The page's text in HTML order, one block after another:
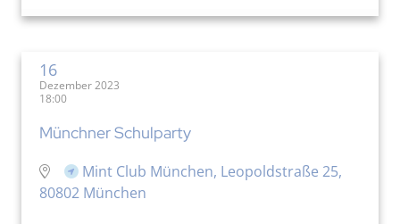
16
Dezember 2023
18:00
Münchner Schulparty
Mint Club München, Leopoldstraße 25,
80802 München